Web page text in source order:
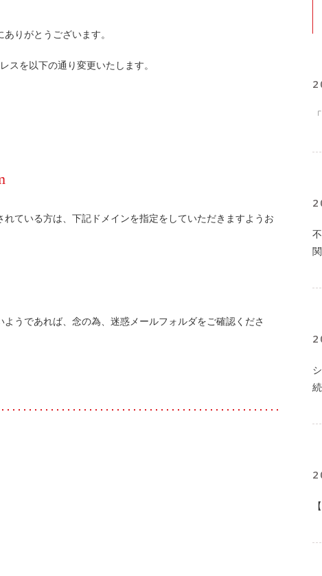
りがとうございます。
スを以下の通り変更いたします。
ている方は、下記ドメインを指定をしていただきますようお
うであれば、念の為、迷惑メールフォルダをご確認くださ